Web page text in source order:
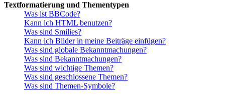
Textformatierung und Thementypen
Was ist BBCode?
Kann ich HTML benutzen?
Was sind Smilies?
Kann ich Bilder in meine Beiträge einfügen?
Was sind globale Bekanntmachungen?
Was sind Bekanntmachungen?
Was sind wichtige Themen?
Was sind geschlossene Themen?
Was sind Themen-Symbole?